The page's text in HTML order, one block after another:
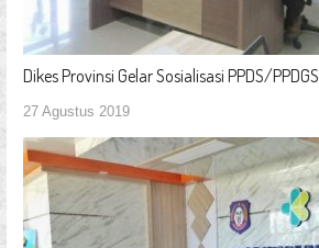
Dikes Provinsi Gelar Sosialisasi PPDS/PPDGS
27 Agustus 2019